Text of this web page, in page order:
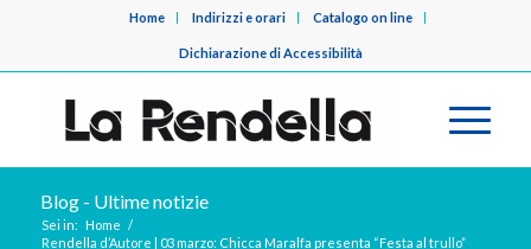
Home Indirizzi e orari Catalogo on line
Dichiarazione di Accessibilità
Blog - Ultime notizie
Sei in: Home /
Rendella d’Autore | 03 marzo: Chicca Maralfa presenta “Festa al trullo”